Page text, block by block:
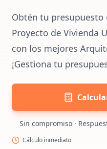
Obtén tu
Proyecto de Vivienda
con los mejores
¡Gestiona tu
Sin compromiso ·
Cálculo inmediato